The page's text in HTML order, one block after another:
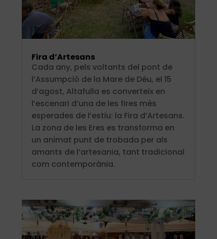
Fira d’Artesans
Cada any, pels voltants del pont de
l’Assumpció de la Mare de Déu, el 15
d’agost, Altafulla es converteix en
l’escenari d’una de les fires més
esperades de l’estiu: la Fira d’Artesans.
La zona de les Eres es transforma en
un animat punt de trobada per als
amants de l’artesania, tant tradicional
com contemporània.